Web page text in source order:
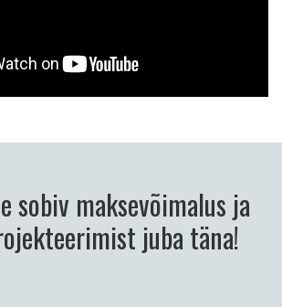
sobiv maksevõimalus ja
juba täna!